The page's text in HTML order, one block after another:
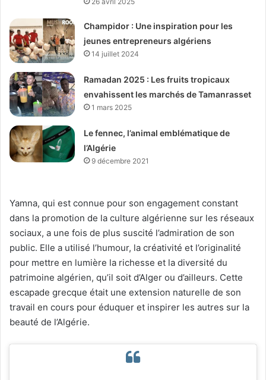
Champidor : Une inspiration pour les
jeunes entrepreneurs algériens
14 juillet 2024
Ramadan 2025 : Les fruits tropicaux
envahissent les marchés de Tamanrasset
1 mars 2025
Le fennec, l’animal emblématique de
l’Algérie
9 décembre 2021
Yamna, qui est connue pour son engagement constant
dans la promotion de la culture algérienne sur les réseaux
sociaux, a une fois de plus suscité l’admiration de son
public. Elle a utilisé l’humour, la créativité et l’originalité
pour mettre en lumière la richesse et la diversité du
patrimoine algérien, qu’il soit d’Alger ou d’ailleurs. Cette
escapade grecque était une extension naturelle de son
travail en cours pour éduquer et inspirer les autres sur la
beauté de l’Algérie.